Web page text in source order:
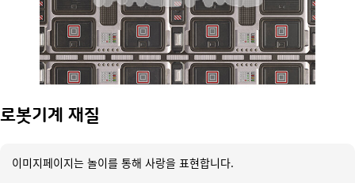
로봇기계 재질
이미지페이지는 놀이를 통해 사랑을 표현합니다.